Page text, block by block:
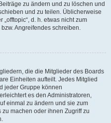
zu ändern und zu löschen und
und zu teilen. Üblicherweise
d. h. etwas nicht zum
Angreifendes schreiben.
die die Mitglieder des Boards
Einheiten aufteilt. Jedes Mitglied
jeder Gruppe können
es den Administratoren,
einmal zu ändern und sie zum
machen oder ihnen Zugriff zu